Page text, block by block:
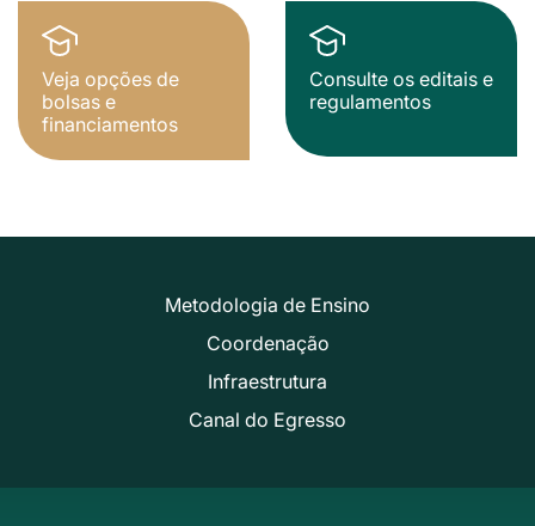
Veja opções de
bolsas e
financiamentos
Consulte os editais e
regulamentos
Metodologia de Ensino
Coordenação
Infraestrutura
Canal do Egresso